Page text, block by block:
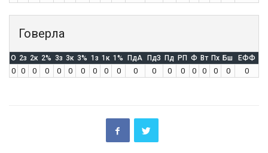
Говерла
O 2з 2к 2% 3з 3к 3% 1з 1к 1% ПдА ПдЗ Пд РП Ф Вт Пх Бш ЕФФ
0 0 0 0 0 0 0 0 0 0 0 0 0 0 0 0 0 0 0